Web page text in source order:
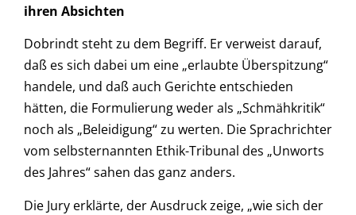
ihren Absichten
Dobrindt steht zu dem Begriff. Er verweist darauf,
daß es sich dabei um eine „erlaubte Überspitzung“
handele, und daß auch Gerichte entschieden
hätten, die Formulierung weder als „Schmähkritik“
noch als „Beleidigung“ zu werten. Die Sprachrichter
vom selbsternannten Ethik-Tribunal des „Unworts
des Jahres“ sahen das ganz anders.
Die Jury erklärte, der Ausdruck zeige, „wie sich der